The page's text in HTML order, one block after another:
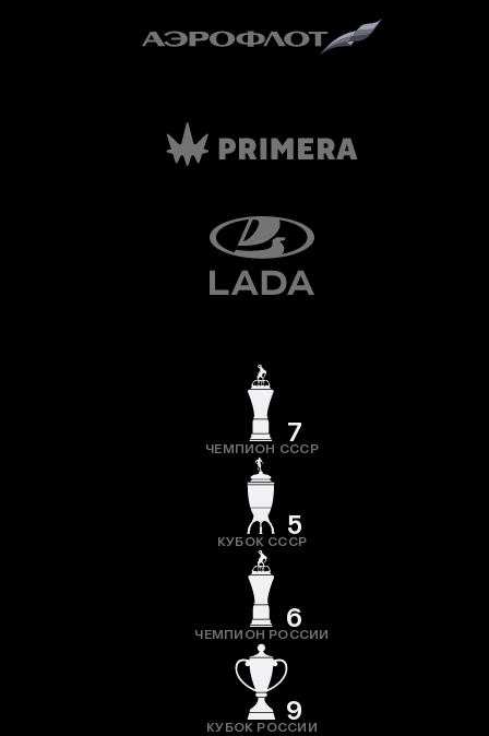
7
ЧЕМПИОН СССР
5
КУБОК СССР
6
ЧЕМПИОН РОССИИ
9
КУБОК РОССИИ